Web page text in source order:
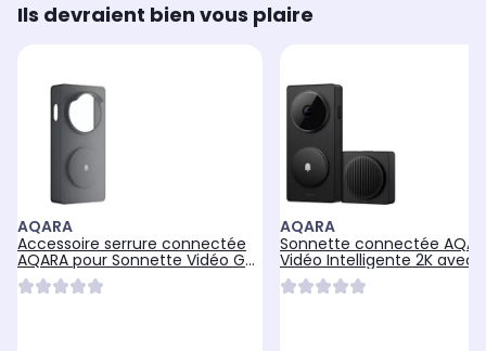
Ils devraient bien vous plaire
AQARA
Accessoire serrure connectée
AQARA pour Sonnette Vidéo G4
avec Auvent
AQARA
Sonnette connectée
Vidéo Intelligente 2K avec
Connecté